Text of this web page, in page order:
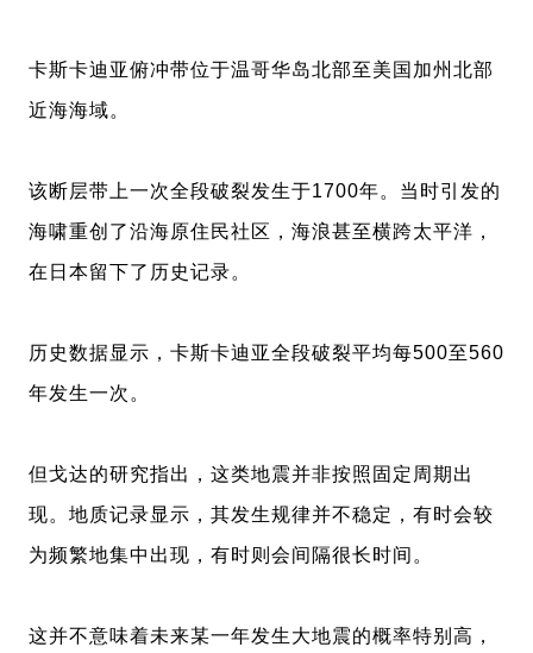
卡斯卡迪亚俯冲带位于温哥华岛北部至美国加州北部
近海海域。
该断层带上一次全段破裂发生于1700年。当时引发的
海啸重创了沿海原住民社区，海浪甚至横跨太平洋，
在日本留下了历史记录。
历史数据显示，卡斯卡迪亚全段破裂平均每500至560
年发生一次。
但戈达的研究指出，这类地震并非按照固定周期出
现。地质记录显示，其发生规律并不稳定，有时会较
为频繁地集中出现，有时则会间隔很长时间。
这并不意味着未来某一年发生大地震的概率特别高，